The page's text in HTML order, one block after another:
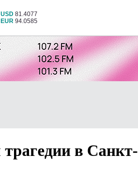
USD 81.4077
EUR 94.0585
в Санкт-